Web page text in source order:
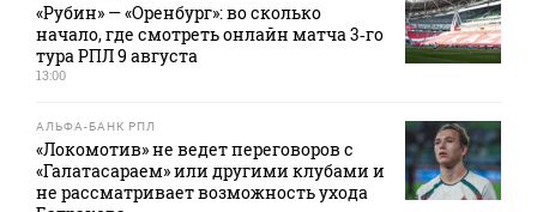
«Рубин» — «Оренбург»: во сколько
начало, где смотреть онлайн матча 3‑го
тура РПЛ 9 августа
13:00
АЛЬФА-БАНК РПЛ
«Локомотив» не ведет переговоров с
«Галатасараем» или другими клубами и
не рассматривает возможность ухода